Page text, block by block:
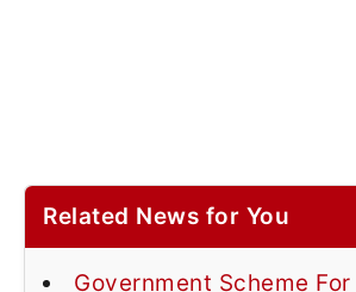
Related News for You
Government Scheme For